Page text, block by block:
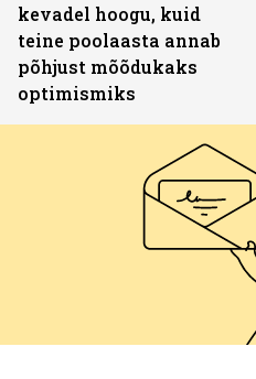
kevadel hoogu, kuid
teine poolaasta annab
põhjust mõõdukaks
optimismiks